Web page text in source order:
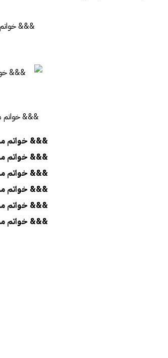
&&& خواتم
&&& خواتم
&&& خواتم
&&& خواتم
&&& خواتم
&&& خواتم
&&& خواتم